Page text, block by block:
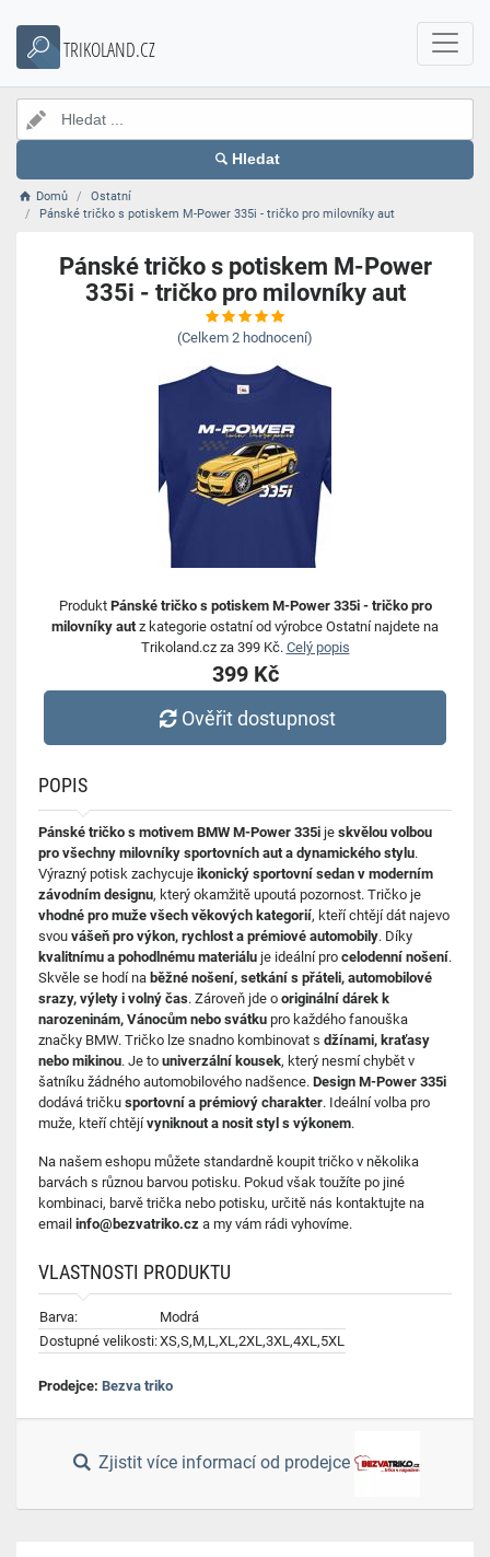
TRIKOLAND.CZ
Hledat
Domů
Ostatní
Pánské tričko s potiskem M-Power 335i - tričko pro milovníky aut
Pánské tričko s potiskem M-Power
335i - tričko pro milovníky aut
(Celkem 2 hodnocení)
Produkt Pánské tričko s potiskem M-Power 335i - tričko pro
milovníky autz kategorie ostatní od výrobce Ostatní najdete na
Trikoland.cz za 399 Kč. Celý popis
399 Kč
Ověřit dostupnost
POPIS
Pánské tričko s motivem BMW M-Power 335i je skvělou volbou
pro všechny milovníky sportovních aut a dynamického stylu.
Výrazný potisk zachycuje ikonický sportovní sedan v moderním
závodním designu, který okamžitě upoutá pozornost. Tričko je
vhodné pro muže všech věkových kategorií, kteří chtějí dát najevo
svou vášeň pro výkon, rychlost a prémiové automobily. Díky
kvalitnímu a pohodlnému materiálu je ideální pro celodenní nošení.
Skvěle se hodí na běžné nošení, setkání s přáteli, automobilové
srazy, výlety i volný čas. Zároveň jde o originální dárek k
narozeninám, Vánocům nebo svátku pro každého fanouška
značky BMW. Tričko lze snadno kombinovat s džínami, kraťasy
nebo mikinou. Je to univerzální kousek, který nesmí chybět v
šatníku žádného automobilového nadšence. Design M-Power 335i
dodává tričku sportovní a prémiový charakter. Ideální volba pro
muže, kteří chtějívyniknout a nosit styl s výkonem.
Na našem eshopu můžete standardně koupit tričko v několika
barvách s různou barvou potisku. Pokud však toužíte po jiné
kombinaci, barvě trička nebo potisku, určitě nás kontaktujte na
email info@bezvatriko.cz a my vám rádi vyhovíme.
VLASTNOSTI PRODUKTU
Barva:
Modrá
Dostupné velikosti:XS,S,M,L,XL,2XL,3XL,4XL,5XL
Prodejce: Bezva triko
Zjistit více informací od prodejce